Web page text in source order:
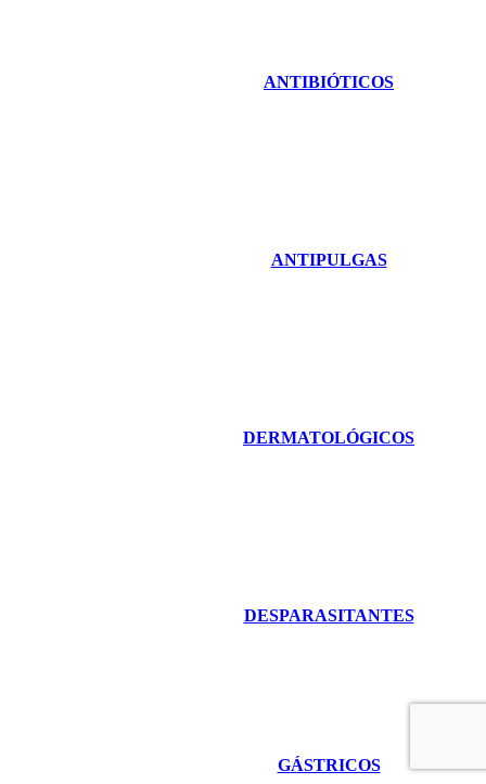
ANTIBIÓTICOS
ANTIPULGAS
DERMATOLÓGICOS
DESPARASITANTES
GÁSTRICOS